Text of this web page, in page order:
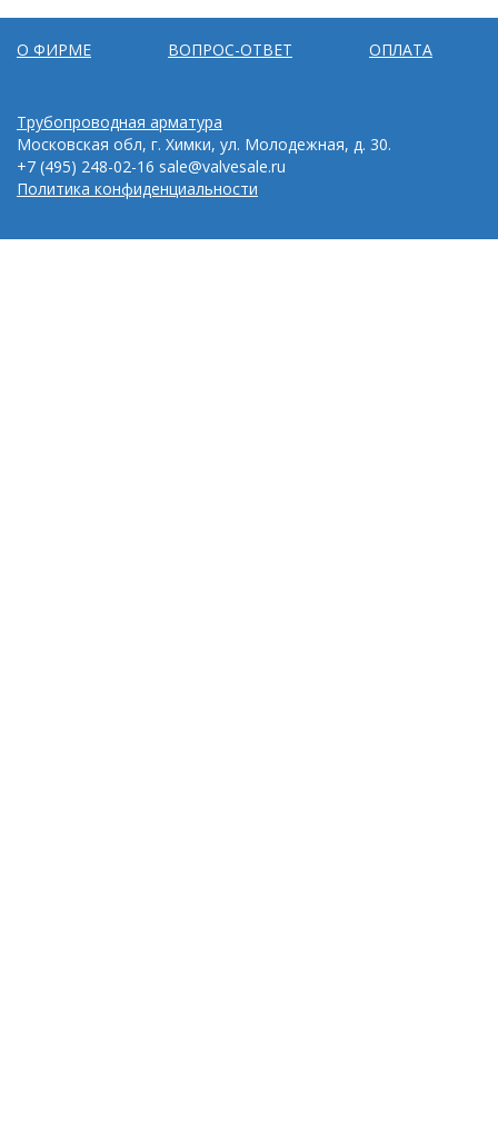
О ФИРМЕ ВОПРОС-ОТВЕТ ОПЛАТА
Трубопроводная арматура
Московская обл, г. Химки, ул. Молодежная, д. 30.
+7 (495) 248-02-16 sale@valvesale.ru
Политика конфиденциальности